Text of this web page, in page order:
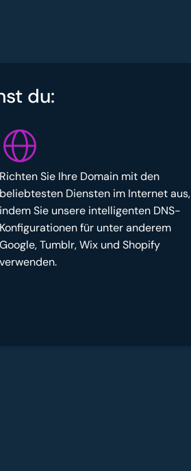
du:
Richten Sie Ihre Domain mit den
beliebtesten Diensten im Internet aus,
indem Sie unsere intelligenten DNS-
Konfigurationen für unter anderem
Google, Tumblr, Wix und Shopify
verwenden.